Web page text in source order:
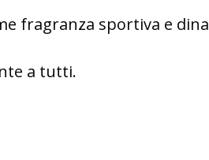
fragranza sportiva e
a tutti.